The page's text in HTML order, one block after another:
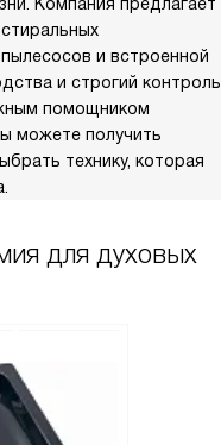
и встроенной
и строгий контроль
помощником
можете получить
технику, которая
для духовых